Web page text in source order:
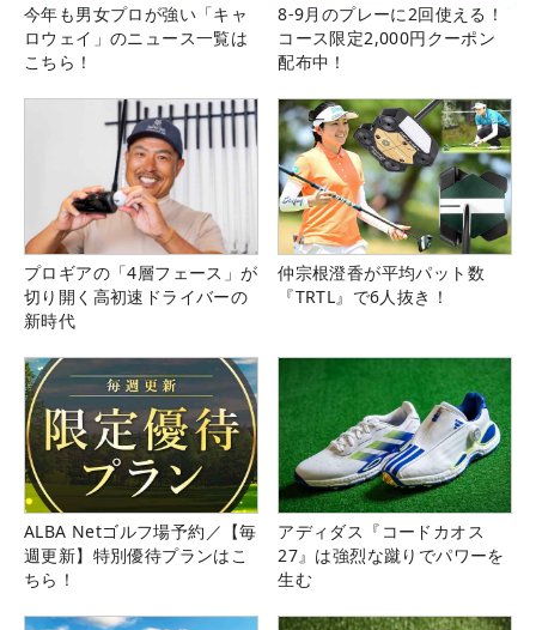
今年も男女プロが強い「キャ
ロウェイ」のニュース一覧は
こちら！
8-9月のプレーに2回使える！
コース限定2,000円クーポン
配布中！
プロギアの「4層フェース」が
切り開く高初速ドライバーの
新時代
仲宗根澄香が平均パット数
『TRTL』で6人抜き！
ALBA Netゴルフ場予約／【毎
週更新】特別優待プランはこ
ちら！
アディダス『コードカオス
27』は強烈な蹴りでパワーを
生む